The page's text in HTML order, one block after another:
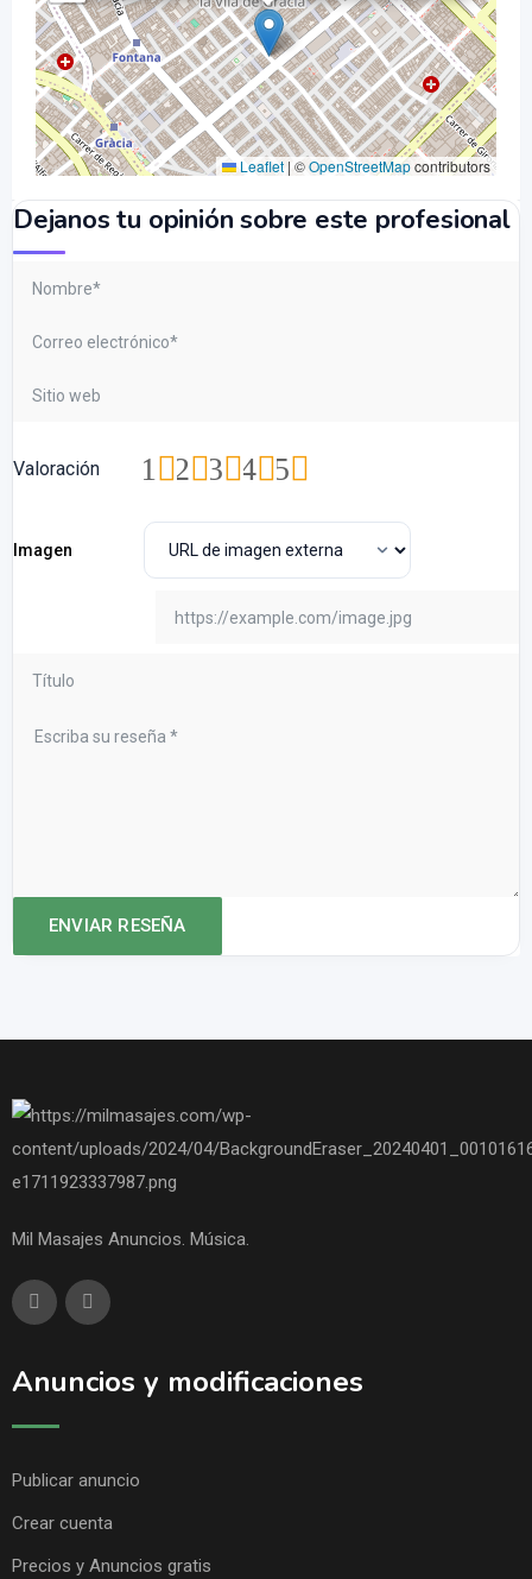
Leaflet | ©OpenStreetMapcontributors
Dejanos tu opinión sobre este profesional
Valoración 5
4
3
2
1
Imagen
Mil Masajes Anuncios. Música.
Anuncios y modificaciones
Publicar anuncio
Crear cuenta
Precios y Anuncios gratis